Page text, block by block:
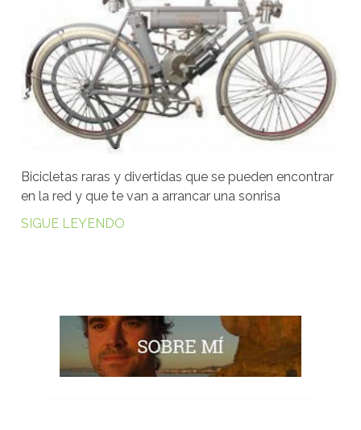
Bicicletas raras y divertidas que se pueden encontrar
en la red y que te van a arrancar una sonrisa
SIGUE LEYENDO